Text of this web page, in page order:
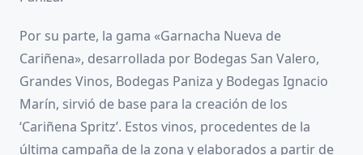
Por su parte, la gama «Garnacha Nueva de
Cariñena», desarrollada por Bodegas San Valero,
Grandes Vinos, Bodegas Paniza y Bodegas Ignacio
Marín, sirvió de base para la creación de los
‘Cariñena Spritz’. Estos vinos, procedentes de la
última campaña de la zona y elaborados a partir de